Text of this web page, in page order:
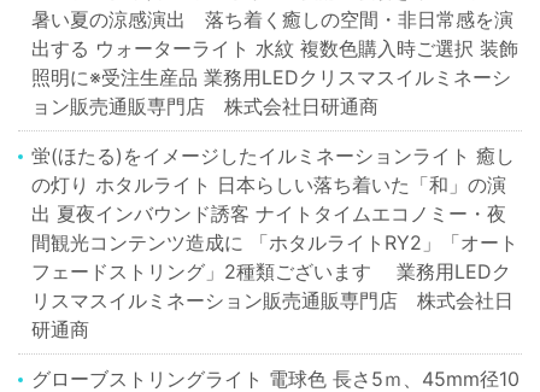
暑い夏の涼感演出 落ち着く癒しの空間・非日常感を演
出する ウォーターライト 水紋 複数色購入時ご選択 装飾
照明に※受注生産品 業務用LEDクリスマスイルミネーシ
ョン販売通販専門店 株式会社日研通商
蛍(ほたる)をイメージしたイルミネーションライト 癒し
の灯り ホタルライト 日本らしい落ち着いた「和」の演
出 夏夜インバウンド誘客 ナイトタイムエコノミー・夜
間観光コンテンツ造成に 「ホタルライトRY2」「オート
フェードストリング」2種類ございます 業務用LEDク
リスマスイルミネーション販売通販専門店 株式会社日
研通商
グローブストリングライト 電球色 長さ5ｍ、45mm径10